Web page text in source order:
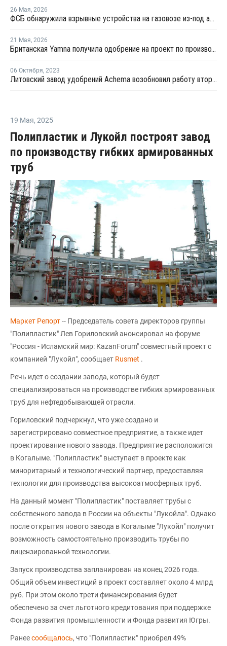
26 Мая, 2026
ФСБ обнаружила взрывные устройства на газовозе из-под аммиака в Усть-Луге
21 Мая, 2026
Британская Yamna получила одобрение на проект по производству "зеленого" аммиака в Индии
06 Октября, 2023
Литовский завод удобрений Achema возобновил работу второго цеха аммиака
19 Мая, 2025
Полипластик и Лукойл построят завод
по производству гибких армированных
труб
Маркет Репорт-- Председатель совета директоров группы
"Полипластик" Лев Гориловский анонсировал на форуме
"Россия - Исламский мир: KazanForum" совместный проект с
компанией "Лукойл", сообщает Rusmet .
Речь идет о создании завода, который будет
специализироваться на производстве гибких армированных
труб для нефтедобывающей отрасли.
Гориловский подчеркнул, что уже создано и
зарегистрировано совместное предприятие, а также идет
проектирование нового завода. Предприятие расположится
в Когалыме. "Полипластик" выступает в проекте как
миноритарный и технологический партнер, предоставляя
технологии для производства высокоатмосферных труб.
На данный момент "Полипластик" поставляет трубы с
собственного завода в России на объекты "Лукойла". Однако
после открытия нового завода в Когалыме "Лукойл" получит
возможность самостоятельно производить трубы по
лицензированной технологии.
Запуск производства запланирован на конец 2026 года.
Общий объем инвестиций в проект составляет около 4 млрд
руб. При этом около трети финансирования будет
обеспечено за счет льготного кредитования при поддержке
Фонда развития промышленности и Фонда развития Югры.
Ранеесообщалось, что "Полипластик" приобрел 49%